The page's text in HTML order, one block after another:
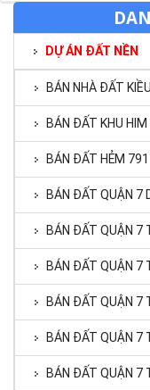
DỰ ÁN ĐẤT NỀN
BÁN NHÀ ĐẤT
BÁN ĐẤT KHU
BÁN ĐẤT HẺM
BÁN ĐẤT QUẬN 7
BÁN ĐẤT QUẬN 7
BÁN ĐẤT QUẬN 7
BÁN ĐẤT QUẬN 7
BÁN ĐẤT QUẬN 7
BÁN ĐẤT QUẬN 7